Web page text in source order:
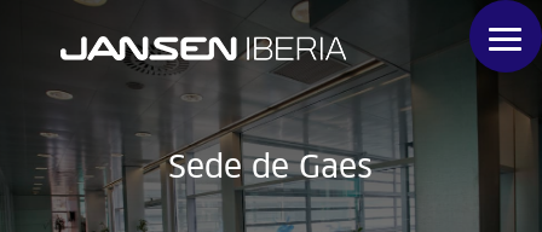
Sede de Gaes